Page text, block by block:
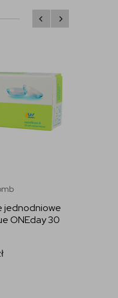
jednodniowe
ONEday 30